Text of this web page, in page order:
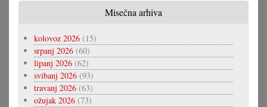
Misečna arhiva
kolovoz 2026 (15)
srpanj 2026 (60)
lipanj 2026 (62)
svibanj 2026 (93)
travanj 2026 (63)
ožujak 2026 (73)